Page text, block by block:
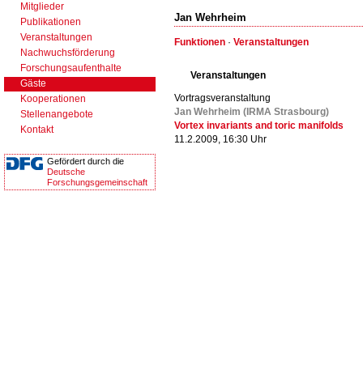
Mitglieder
Publikationen
Veranstaltungen
Nachwuchsförderung
Forschungsaufenthalte
Gäste
Kooperationen
Stellenangebote
Kontakt
Gefördert durch die
Deutsche
Forschungsgemeinschaft
Jan Wehrheim
Funktionen · Veranstaltungen
Veranstaltungen
Vortragsveranstaltung
Jan Wehrheim (IRMA Strasbourg)
Vortex invariants and toric manifolds
11.2.2009, 16:30 Uhr